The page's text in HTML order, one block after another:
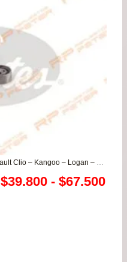
PROMO RP – Kit de distribución Renault Clio – Kangoo – Logan – Megane – Sandero – Scenic (8v)
$39.800 - $67.500